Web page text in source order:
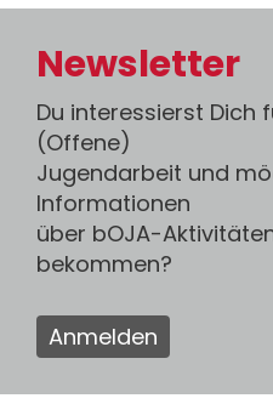
Newsletter
Du interessierst Dich
(Offene)
Jugendarbeit und
Informationen
über bOJA-
bekommen?
Anmelden